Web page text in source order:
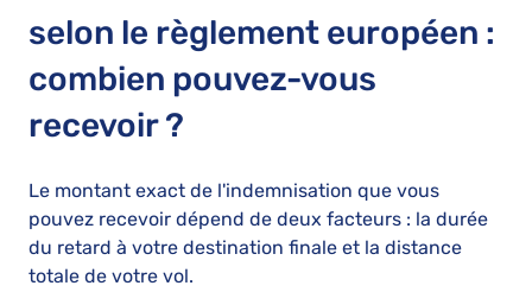
selon le règlement européen :
combien pouvez-vous
recevoir ?
Le montant exact de l'indemnisation que vous
pouvez recevoir dépend de deux facteurs : la durée
du retard à votre destination finale et la distance
totale de votre vol.